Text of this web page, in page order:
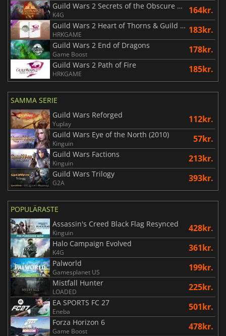
Guild Wars 2 Secrets of the Obscure Expansion
K4G 164kr.
Guild Wars 2 Heart of Thorns & Guild Wars 2 Path of Fire Expansions
HRKGAME 183kr.
Guild Wars 2 End of Dragons
Game Boost 178kr.
Guild Wars 2 Path of Fire
HRKGAME 185kr.
SAMMA SERIE
Guild Wars Reforged
Yuplay 112kr.
Guild Wars Eye of the North (2010)
Kinguin 57kr.
Guild Wars Factions
Kinguin 213kr.
Guild Wars Trilogy
G2A 393kr.
POPULÄRASTE
Assassin's Creed Black Flag Resynced
Kinguin 428kr.
Halo Campaign Evolved
K4G 361kr.
Palworld
Gamesplanet US 199kr.
Mistfall Hunter
LOADED 225kr.
EA SPORTS FC 27
Eneba 501kr.
Forza Horizon 6
Game Boost 478kr.